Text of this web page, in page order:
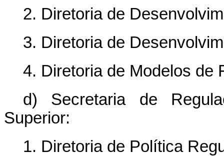
2. Diretoria de
3. Diretoria de
4. Diretoria de Modelos de
d) Secretaria de
Superior:
1. Diretoria de Política